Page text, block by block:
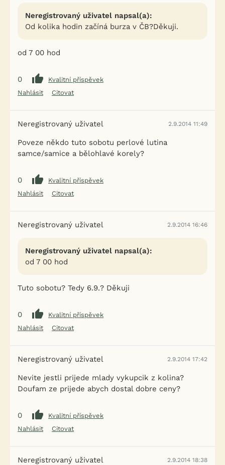
Neregistrovaný uživatel napsal(a):
Od kolika hodin začíná burza v ČB?Děkuji.
od 7 00 hod
0
Kvalitní příspěvek
Nahlásit
Citovat
Neregistrovaný uživatel 2.9.2014 11:49
Poveze někdo tuto sobotu perlové lutina
samce/samice a bělohlavé korely?
0
Kvalitní příspěvek
Nahlásit
Citovat
Neregistrovaný uživatel 2.9.2014 16:46
Neregistrovaný uživatel napsal(a):
od 7 00 hod
Tuto sobotu? Tedy 6.9.? Děkuji
0
Kvalitní příspěvek
Nahlásit
Citovat
Neregistrovaný uživatel 2.9.2014 17:42
Nevite jestli prijede mlady vykupcik z kolina?
Doufam ze prijede abych dostal dobre ceny?
0
Kvalitní příspěvek
Nahlásit
Citovat
Neregistrovaný uživatel 2.9.2014 18:38